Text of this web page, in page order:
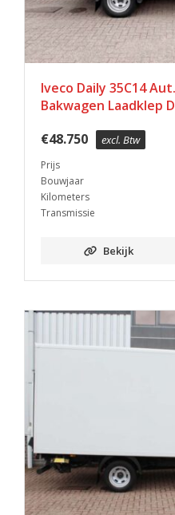
Iveco Daily 35C14
Bakwagen Laadklep
€48.750 excl. Btw
Prijs
Bouwjaar
Kilometers
Transmissie
Bekijk